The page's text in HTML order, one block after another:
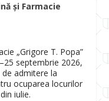
și Farmacie
„Grigore T. Popa”
septembrie 2026,
admitere la
ocuparea locurilor
iulie.